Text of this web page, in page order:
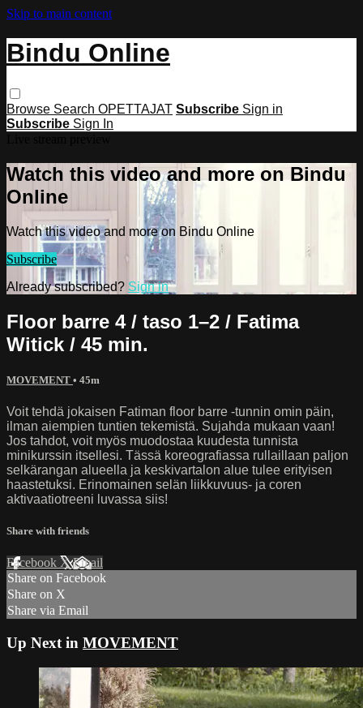
Skip to main content
Bindu Online
Browse Search OPETTAJAT Subscribe Sign in
Subscribe Sign In
Watch this video and more on Bindu
Online
Watch this video and more on Bindu Online
Subscribe
Already subscribed? Sign in
Floor barre 4 / taso 1–2 / Fatima
Witick / 45 min.
MOVEMENT • 45m
Voit tehdä jokaisen Fatiman floor barre -tunnin omin päin,
ilman aiempien tuntien tekemistä. Sujahda mukaan vaan!
Jos tahdot, voit myös muodostaa kuudesta tunnista
minikurssin itsellesi. Tässä koreografiassa rullaillaan paljon
selkärangan alueella ja keskivartalon alue tulee erityisen
haastetuksi. Erinomainen selän liikkuvuus- ja coren
aktivaatiotreeni luvassa siis!
Share with friends
Facebook XEmail
Share on Facebook
Share on X
Share via Email
Up Next in MOVEMENT